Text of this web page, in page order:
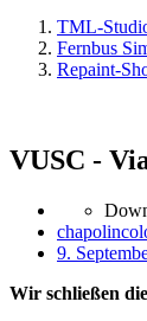
TML-
Fernbus
Repaint-
VUSC -
9.
Wir schließen